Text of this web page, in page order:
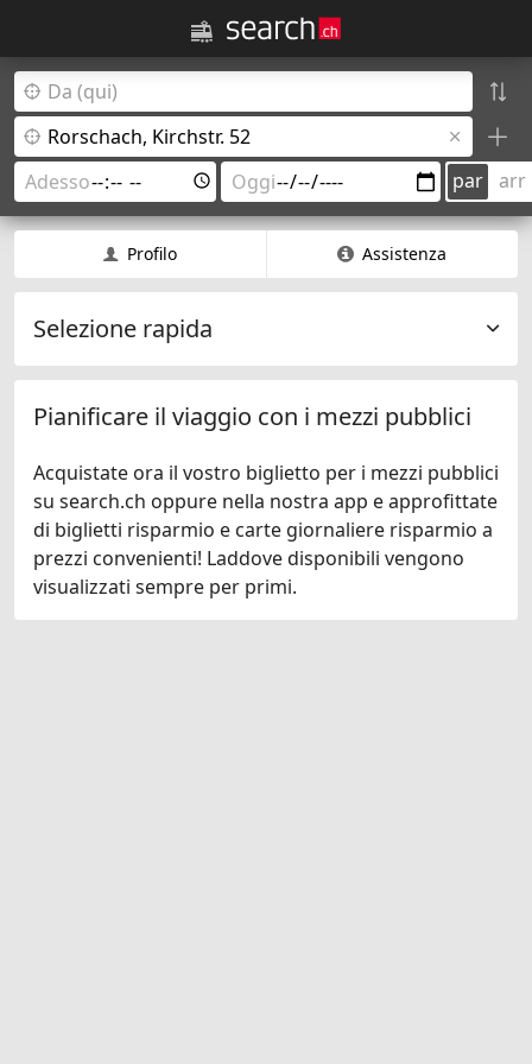
par arr
Profilo Assistenza
Selezione rapida
Pianificare il viaggio con i mezzi pubblici
Acquistate ora il vostro biglietto per i mezzi pubblici
su search.ch oppure nella nostra app e approfittate
di biglietti risparmio e carte giornaliere risparmio a
prezzi convenienti! Laddove disponibili vengono
visualizzati sempre per primi.